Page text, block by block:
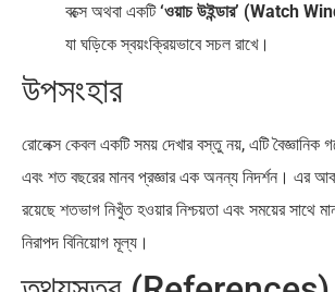
বক্সে অথবা একটি‘ওয়াচ উইন্ডার’ (Watch
যা ঘড়িকে স্বয়ংক্রিয়ভাবে সচল রাখে।
উপসংহার
রোলেক্স কেবল একটি সময় দেখার বস্তু নয়, এটি বৈজ্ঞানিক
এবং শত বছরের মানব প্রজ্ঞার এক অনন্য নিদর্শন। এর
রয়েছে শতভাগ নিখুঁত হওয়ার নিশ্চয়তা এবং সময়ের সাথে
নিরাপদ বিনিয়োগ মূল্য।